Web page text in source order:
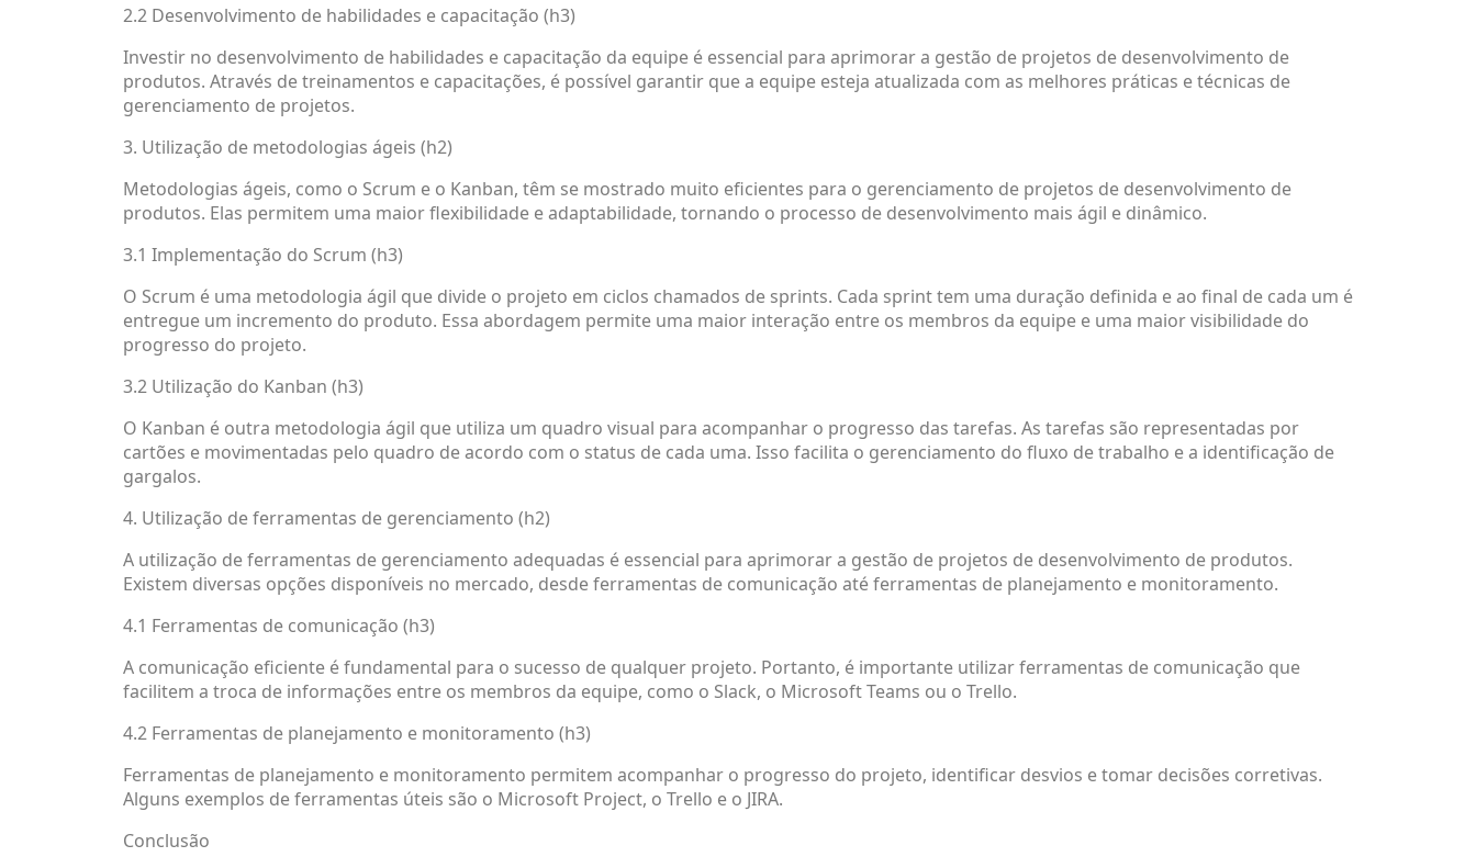
2.2 Desenvolvimento de habilidades e capacitação (h3)
Investir no desenvolvimento de habilidades e capacitação da equipe é essencial para aprimorar a gestão de projetos de desenvolvimento de
produtos. Através de treinamentos e capacitações, é possível garantir que a equipe esteja atualizada com as melhores práticas e técnicas de
gerenciamento de projetos.
3. Utilização de metodologias ágeis (h2)
Metodologias ágeis, como o Scrum e o Kanban, têm se mostrado muito eficientes para o gerenciamento de projetos de desenvolvimento de
produtos. Elas permitem uma maior flexibilidade e adaptabilidade, tornando o processo de desenvolvimento mais ágil e dinâmico.
3.1 Implementação do Scrum (h3)
O Scrum é uma metodologia ágil que divide o projeto em ciclos chamados de sprints. Cada sprint tem uma duração definida e ao final de cada um é
entregue um incremento do produto. Essa abordagem permite uma maior interação entre os membros da equipe e uma maior visibilidade do
progresso do projeto.
3.2 Utilização do Kanban (h3)
O Kanban é outra metodologia ágil que utiliza um quadro visual para acompanhar o progresso das tarefas. As tarefas são representadas por
cartões e movimentadas pelo quadro de acordo com o status de cada uma. Isso facilita o gerenciamento do fluxo de trabalho e a identificação de
gargalos.
4. Utilização de ferramentas de gerenciamento (h2)
A utilização de ferramentas de gerenciamento adequadas é essencial para aprimorar a gestão de projetos de desenvolvimento de produtos.
Existem diversas opções disponíveis no mercado, desde ferramentas de comunicação até ferramentas de planejamento e monitoramento.
4.1 Ferramentas de comunicação (h3)
A comunicação eficiente é fundamental para o sucesso de qualquer projeto. Portanto, é importante utilizar ferramentas de comunicação que
facilitem a troca de informações entre os membros da equipe, como o Slack, o Microsoft Teams ou o Trello.
4.2 Ferramentas de planejamento e monitoramento (h3)
Ferramentas de planejamento e monitoramento permitem acompanhar o progresso do projeto, identificar desvios e tomar decisões corretivas.
Alguns exemplos de ferramentas úteis são o Microsoft Project, o Trello e o JIRA.
Conclusão